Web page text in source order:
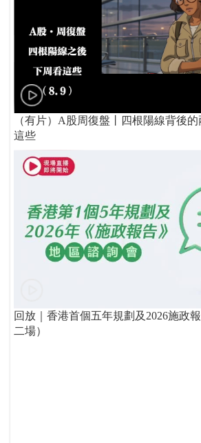
（有片）A股周復盤丨四根陽線背後
這些
回放｜香港首個五年規劃及2026施政
二場）